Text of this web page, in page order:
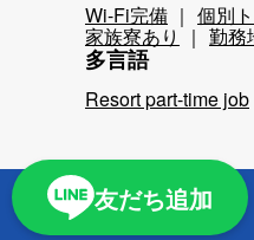
友だち追加
Wi-Fi完備 個別
家族寮あり 勤務
多言語
Resort part-time job